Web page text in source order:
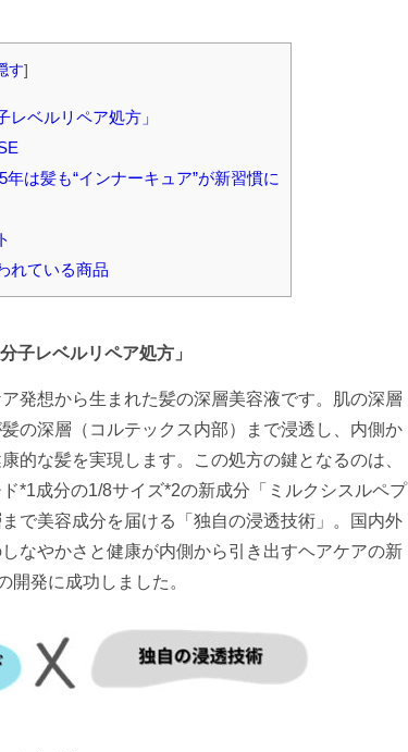
す]
レベルリペア処方」
は髪も“インナーキュア”が新習慣に
れている商品
子レベルリペア処方」
発想から生まれた髪の深層美容液です。肌の深層
の深層（コルテックス内部）まで浸透し、内側か
的な髪を実現します。この処方の鍵となるのは、
*1成分の1/8サイズ*2の新成分「ミルクシスルペプ
で美容成分を届ける「独自の浸透技術」。国内外
なやかさと健康が内側から引き出すヘアケアの新
開発に成功しました。